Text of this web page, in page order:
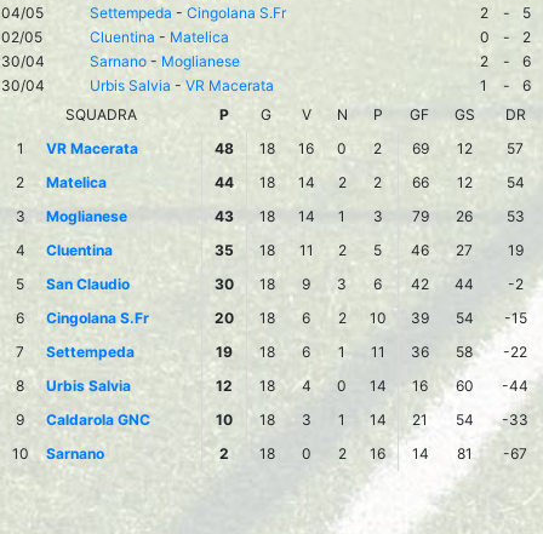
04/05
Settempeda - Cingolana S.Fr 2 -
5
02/05
Cluentina - Matelica 0 -
2
30/04
Sarnano - Moglianese 2 -
6
30/04
Urbis Salvia - VR Macerata 1 -
6
SQUADRA
P G V N P GF GS
DR
1
VR Macerata 48 18 16 0 2 69 12
57
2
Matelica 44 18 14 2 2 66 12
54
3
Moglianese 43 18 14 1 3 79 26
53
4
Cluentina 35 18 11 2 5 46 27
19
5
San Claudio 30 18 9 3 6 42 44
-2
6
Cingolana S.Fr 20 18 6 2 10 39 54
-15
7
Settempeda 19 18 6 1 11 36 58
-22
8
Urbis Salvia 12 18 4 0 14 16 60
-44
9
Caldarola GNC 10 18 3 1 14 21 54
-33
10
Sarnano 2 18 0 2 16 14 81 -67